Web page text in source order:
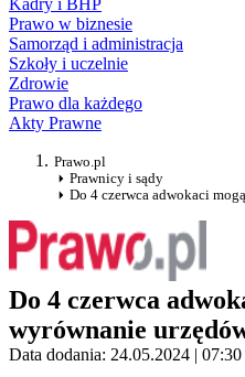
Kadry i BHP
Prawo w biznesie
Samorząd i administracja
Szkoły i uczelnie
Zdrowie
Prawo dla każdego
Akty Prawne
Prawo.pl
Prawnicy i sądy
Do 4 czerwca adwokaci
Do 4 czerwca
wyrównanie
Data dodania: 24.05.2024 | 07:30